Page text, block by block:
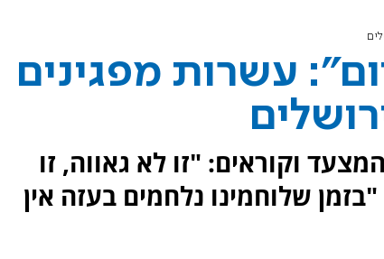
עשרות מפגינים
וקוראים: "זו לא גאווה, זו
שלוחמינו נלחמים בעזה אין